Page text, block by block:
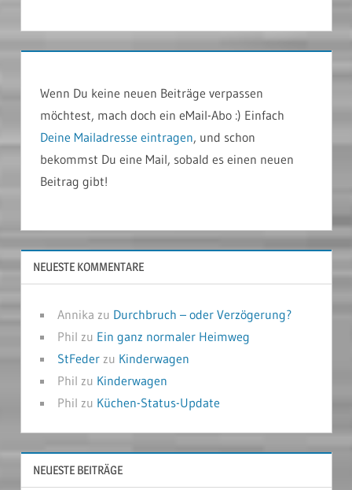
Wenn Du keine neuen Beiträge verpassen
möchtest, mach doch ein eMail-Abo :) Einfach
Deine Mailadresse eintragen, und schon
bekommst Du eine Mail, sobald es einen neuen
Beitrag gibt!
NEUESTE KOMMENTARE
Annika zu Durchbruch – oder Verzögerung?
Phil zu Ein ganz normaler Heimweg
StFederzu Kinderwagen
Phil zu Kinderwagen
Phil zu Küchen-Status-Update
NEUESTE BEITRÄGE